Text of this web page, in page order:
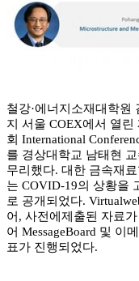
철강·에너지소재대학원
지 서울 COEX에서 열린
회 International
를 경상대학교 남태현
무리했다. 대한 금속재
는 COVID-19의 상황을
로 공개되었다.
어, 사전에제출된 자료
어 MessageBoard 및 이
표가 진행되었다.